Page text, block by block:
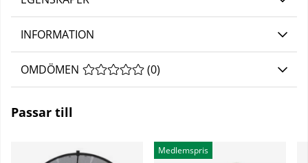
INFORMATION
OMDÖMEN MEDELBETYG 0 AV 5 ANTAL BETYG 0
(0)
Passar till
Medlemspris